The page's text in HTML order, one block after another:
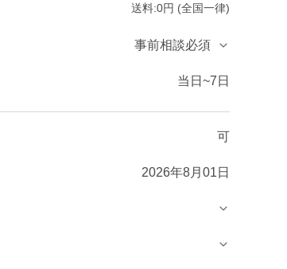
送料:0円 (全国一律)
事前相談必須
当日~7日
可
2026年8月01日